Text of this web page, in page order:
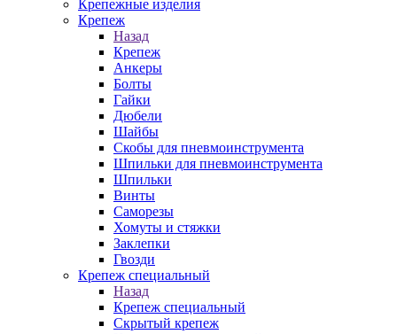
Крепежные изделия
Крепеж
Назад
Крепеж
Анкеры
Болты
Гайки
Дюбели
Шайбы
Скобы для пневмоинструмента
Шпильки для пневмоинструмента
Шпильки
Винты
Саморезы
Хомуты и стяжки
Заклепки
Гвозди
Крепеж специальный
Назад
Крепеж специальный
Скрытый крепеж